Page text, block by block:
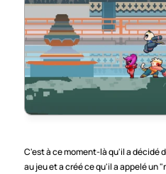
C'est à ce moment-là qu'il a décidé
au jeu et a créé ce qu'il a appelé